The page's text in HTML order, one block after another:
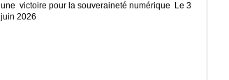
une victoire pour la souveraineté numérique Le 3
juin 2026